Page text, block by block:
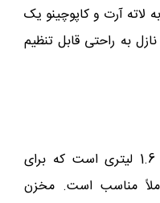
لاته آرت و کاپوچینو یک
به راحتی قابل تنظیم
این اسپرسوساز دارای مخزن آب 1.6 لیتری است که برای
مناسب است. مخزن